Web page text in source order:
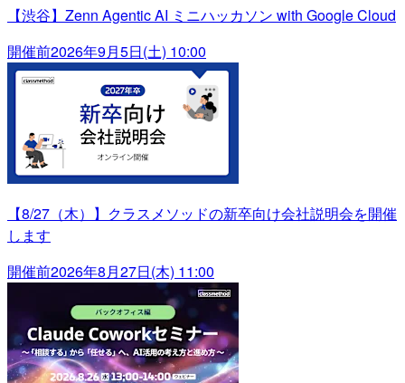
【渋谷】Zenn Agentic AI ミニハッカソン with Google Cloud
開催前2026年9月5日(土) 10:00
【8/27（木）】クラスメソッドの新卒向け会社説明会を開催
します
開催前2026年8月27日(木) 11:00